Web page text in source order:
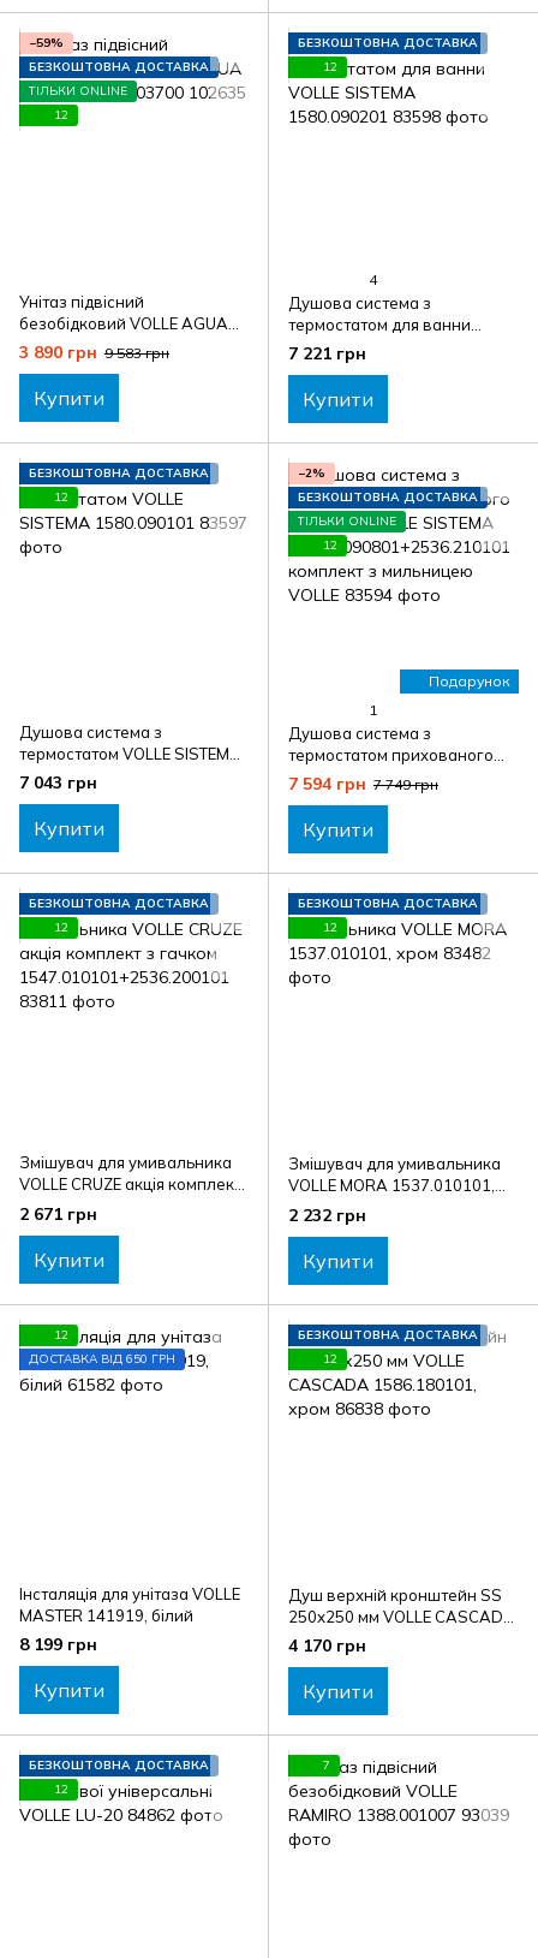
−59%
БЕЗКОШТОВНА ДОСТАВКА
ТІЛЬКИ ONLINE
12
Унітаз підвісний
безобідковий VOLLE AGUA
RONDA 1307.003700
3 890 грн 9 583 грн
Купити
БЕЗКОШТОВНА ДОСТАВКА
12
4
Душова система з
термостатом для ванни
VOLLE SISTEMA 1580.090201
7 221 грн
Купити
БЕЗКОШТОВНА ДОСТАВКА
12
Душова система з
термостатом VOLLE SISTEMA
1580.090101
7 043 грн
Купити
Подарунок
−2%
БЕЗКОШТОВНА ДОСТАВКА
ТІЛЬКИ ONLINE
12
1
Душова система з
термостатом прихованого
монтажу VOLLE SISTEMA
A1584.090801+2536.210101
комплект з мильницею VOLLE
7 594 грн 7 749 грн
Купити
БЕЗКОШТОВНА ДОСТАВКА
12
Змішувач для умивальника
VOLLE CRUZE акція комплект
з гачком
1547.010101+2536.200101
2 671 грн
Купити
БЕЗКОШТОВНА ДОСТАВКА
12
Змішувач для умивальника
VOLLE MORA 1537.010101,
хром
2 232 грн
Купити
12
ДОСТАВКА ВІД 650 ГРН
Інсталяція для унітаза VOLLE
MASTER 141919, білий
8 199 грн
Купити
БЕЗКОШТОВНА ДОСТАВКА
12
Душ верхній кронштейн SS
250х250 мм VOLLE CASCADA
1586.180101, хром
4 170 грн
Купити
БЕЗКОШТОВНА ДОСТАВКА
12
7